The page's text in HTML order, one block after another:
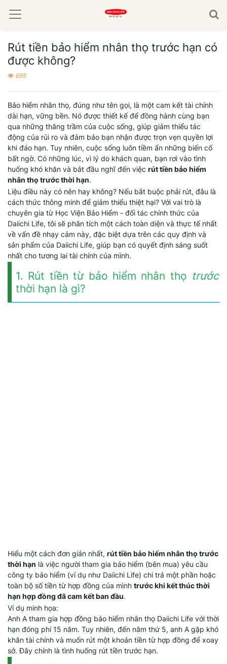
Rút tiền bảo hiểm nhân thọ trước hạn có
được không?
695
Bảo hiểm nhân thọ, đúng như tên gọi, là một cam kết tài chính
dài hạn, vững bền. Nó được thiết kế để đồng hành cùng bạn
qua những thăng trầm của cuộc sống, giúp giảm thiểu tác
động của rủi ro và đảm bảo bạn nhận được trọn vẹn quyền lợi
khi đáo hạn. Tuy nhiên, cuộc sống luôn tiềm ẩn những biến cố
bất ngờ. Có những lúc, vì lý do khách quan, bạn rơi vào tình
huống khó khăn và bắt đầu nghĩ đến việc rút tiền bảo hiểm
nhân thọ trước thời hạn.
Liệu điều này có nên hay không? Nếu bắt buộc phải rút, đâu là
cách thức thông minh để giảm thiểu thiệt hại? Với vai trò là
chuyên gia từ Học Viện Bảo Hiểm - đối tác chính thức của
Daiichi Life, tôi sẽ phân tích một cách toàn diện và thực tế nhất
về vấn đề nhạy cảm này, đặc biệt dựa trên các quy định và
sản phẩm của Daiichi Life, giúp bạn có quyết định sáng suốt
nhất cho tương lai tài chính của mình.
1. Rút tiền từ bảo hiểm nhân thọ trước
thời hạn là gì?
Hiểu một cách đơn giản nhất, rút tiền bảo hiểm nhân thọ trước
thời hạn là việc người tham gia bảo hiểm (bên mua) yêu cầu
công ty bảo hiểm (ví dụ như Daiichi Life) chi trả một phần hoặc
toàn bộ số tiền từ hợp đồng của mình trước khi kết thúc thời
hạn hợp đồng đã cam kết ban đầu.
Ví dụ minh họa:
Anh A tham gia hợp đồng bảo hiểm nhân thọ Daiichi Life với thời
hạn đóng phí 15 năm. Tuy nhiên, đến năm thứ 5, anh A gặp khó
khăn tài chính và muốn rút một khoản tiền từ hợp đồng để xoay
sở. Đây chính là tình huống rút tiền trước hạn.